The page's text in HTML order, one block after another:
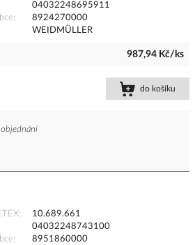
04032248695911
8924270000
WEIDMÜLLER
987,94 Kč/ks
do košíku
10.689.661
04032248743100
8951860000